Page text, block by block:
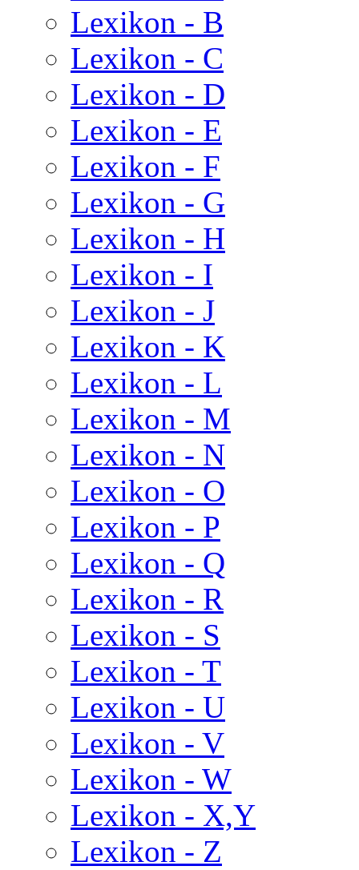
Lexikon - B
Lexikon - C
Lexikon - D
Lexikon - E
Lexikon - F
Lexikon - G
Lexikon - H
Lexikon - I
Lexikon - J
Lexikon - K
Lexikon - L
Lexikon - M
Lexikon - N
Lexikon - O
Lexikon - P
Lexikon - Q
Lexikon - R
Lexikon - S
Lexikon - T
Lexikon - U
Lexikon - V
Lexikon - W
Lexikon - X,Y
Lexikon - Z